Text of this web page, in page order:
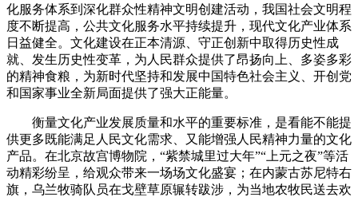
化服务体系到深化群众性精神文明创建活动，我国社会文明程
度不断提高，公共文化服务水平持续提升，现代文化产业体系
日益健全。文化建设在正本清源、守正创新中取得历史性成
就、发生历史性变革，为人民群众提供了昂扬向上、多姿多彩
的精神食粮，为新时代坚持和发展中国特色社会主义、开创党
和国家事业全新局面提供了强大正能量。
衡量文化产业发展质量和水平的重要标准，是看能不能提
供更多既能满足人民文化需求、又能增强人民精神力量的文化
产品。在北京故宫博物院，“紫禁城里过大年”“上元之夜”等活
动精彩纷呈，给观众带来一场场文化盛宴；在内蒙古苏尼特右
旗，乌兰牧骑队员在戈壁草原辗转跋涉，为当地农牧民送去欢